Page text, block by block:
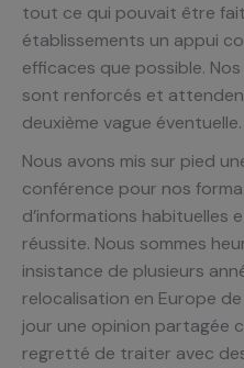
tout ce qui pouvait être
établissements un appui
efficaces que possible.
sont renforcés et
deuxième vague éventuelle.
Nous avons mis sur pied
conférence pour nos
d’informations habituelles
réussite. Nous sommes
insistance de plusieurs
relocalisation en Europe
jour une opinion partagée
regretté de traiter avec